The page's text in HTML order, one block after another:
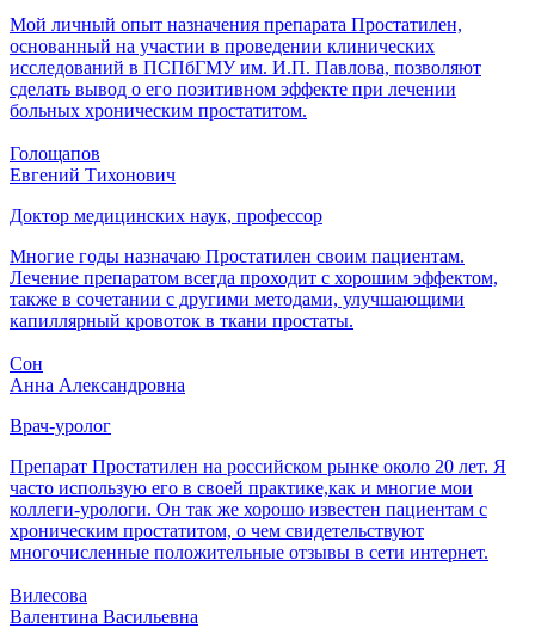
Мой личный опыт назначения препарата Простатилен,
основанный на участии в проведении клинических
исследований в ПСПбГМУ им. И.П. Павлова, позволяют
сделать вывод о его позитивном эффекте при лечении
больных хроническим простатитом.
Голощапов
Евгений Тихонович
Доктор медицинских наук, профессор
Многие годы назначаю Простатилен своим пациентам.
Лечение препаратом всегда проходит с хорошим эффектом,
также в сочетании с другими методами, улучшающими
капиллярный кровоток в ткани простаты.
Сон
Анна Александровна
Врач-уролог
Препарат Простатилен на российском рынке около 20 лет. Я
часто использую его в своей практике,как и многие мои
коллеги-урологи. Он так же хорошо известен пациентам с
хроническим простатитом, о чем свидетельствуют
многочисленные положительные отзывы в сети интернет.
Вилесова
Валентина Васильевна